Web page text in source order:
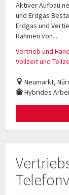
Aktiver Aufbau
und Erdgas
Erdgas und
Rahmen von...
Vertrieb und
Vollzeit und
Neumarkt,
Hybrides